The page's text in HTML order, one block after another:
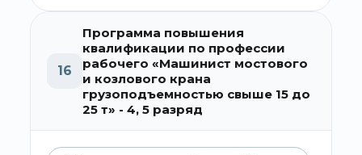
16
Программа повышения
квалификации по профессии
рабочего «Машинист мостового
и козлового крана
грузоподъемностью свыше 15 до
25 т» - 4, 5 разряд